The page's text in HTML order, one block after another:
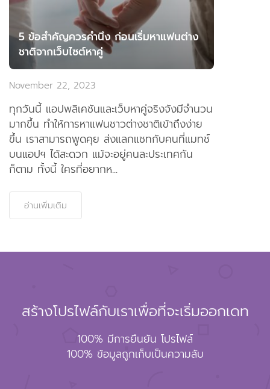
5 ข้อสำคัญควรคำนึง ก่อนเริ่มหาแฟนต่าง
ชาติจากเว็บไซต์หาคู่
November 22, 2023
ทุกวันนี้ แอปพลิเคชันและเว็บหาคู่จริงจังมีจำนวน
มากขึ้น ทำให้การหาแฟนชาวต่างชาติเข้าถึงง่าย
ขึ้น เราสามารถพูดคุย ส่งแลกแชทกับคนที่แมทช์
บนแอปฯ ได้สะดวก แม้จะอยู่คนละประเทศกัน
ก็ตาม ทั้งนี้ ใครที่อยากห...
อ่านเพิ่มเติม
สร้างโปรไฟล์กับเราเพื่อที่จะเริ่มออกเดท
100% มีการยืนยัน โปรไฟล์
100% ข้อมูลถูกเก็บเป็นความลับ